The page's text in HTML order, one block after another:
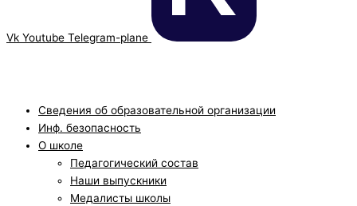
Vk Youtube Telegram-plane
Сведения об образовательной организации
Инф. безопасность
О школе
Педагогический состав
Наши выпускники
Медалисты школы